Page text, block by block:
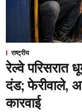
राष्ट्रीय
रेल्वे परिसरात
दंड; फेरीवाले,
कारवाई